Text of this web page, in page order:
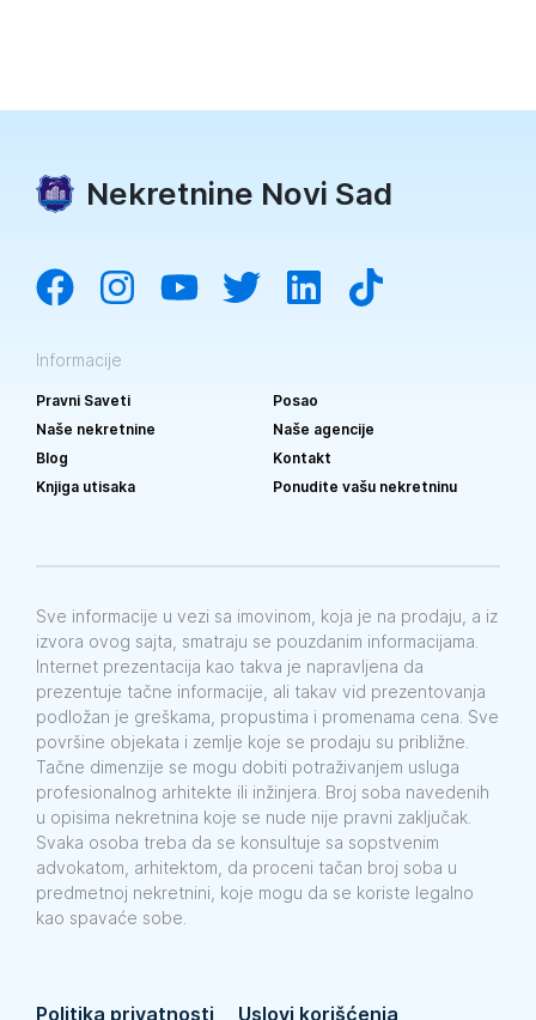
Nekretnine Novi Sad
Informacije
Pravni Saveti
Posao
Naše nekretnine
Naše agencije
Blog
Kontakt
Knjiga utisaka
Ponudite vašu nekretninu
Sve informacije u vezi sa imovinom, koja je na prodaju, a iz
izvora ovog sajta, smatraju se pouzdanim informacijama.
Internet prezentacija kao takva je napravljena da
prezentuje tačne informacije, ali takav vid prezentovanja
podložan je greškama, propustima i promenama cena. Sve
površine objekata i zemlje koje se prodaju su približne.
Tačne dimenzije se mogu dobiti potraživanjem usluga
profesionalnog arhitekte ili inžinjera. Broj soba navedenih
u opisima nekretnina koje se nude nije pravni zaključak.
Svaka osoba treba da se konsultuje sa sopstvenim
advokatom, arhitektom, da proceni tačan broj soba u
predmetnoj nekretnini, koje mogu da se koriste legalno
kao spavaće sobe.
Politika privatnosti Uslovi korišćenja